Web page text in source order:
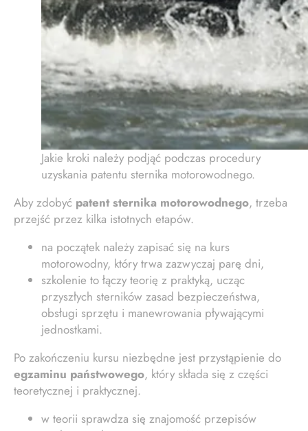
Jakie kroki należy podjąć podczas procedury
uzyskania patentu sternika motorowodnego.
Aby zdobyć patent sternika motorowodnego, trzeba
przejść przez kilka istotnych etapów.
na początek należy zapisać się na kurs
motorowodny, który trwa zazwyczaj parę dni,
szkolenie to łączy teorię z praktyką, ucząc
przyszłych sterników zasad bezpieczeństwa,
obsługi sprzętu i manewrowania pływającymi
jednostkami.
Po zakończeniu kursu niezbędne jest przystąpienie do
egzaminu państwowego, który składa się z części
teoretycznej i praktycznej.
w teorii sprawdza się znajomość przepisów